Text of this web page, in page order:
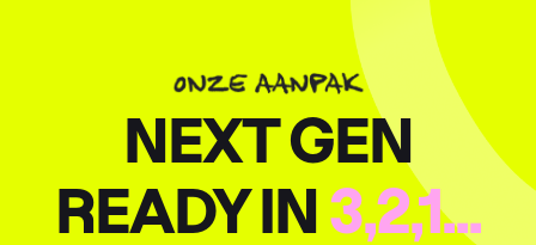
NEXT GEN
READY IN 3,2,1...